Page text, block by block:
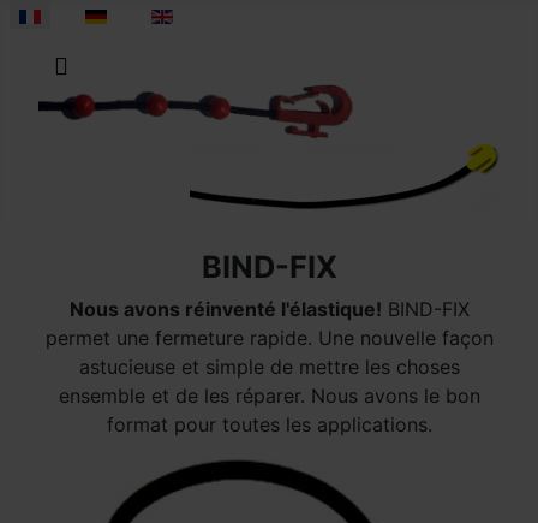
Sélectionnez votre langue
BIND-FIX
Nous avons réinventé l'élastique! BIND-FIX
permet une fermeture rapide. Une nouvelle façon
astucieuse et simple de mettre les choses
ensemble et de les réparer. Nous avons le bon
format pour toutes les applications.